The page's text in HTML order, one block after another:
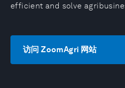
efficient and solve
访问 ZoomAgri 网站